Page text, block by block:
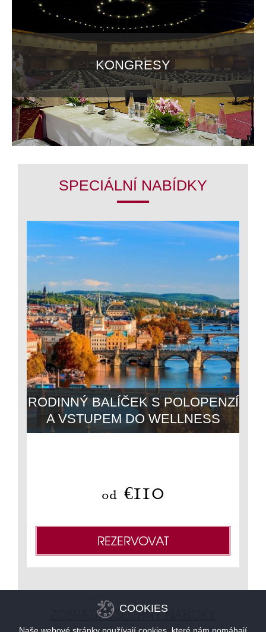
KONGRESY
SPECIÁLNÍ NABÍDKY
RODINNÝ BALÍČEK S POLOPENZÍ
A VSTUPEM DO WELLNESS
od €110
REZERVOVAT
ZOBRAZIT VŠECHNY NABÍDKY
COOKIES